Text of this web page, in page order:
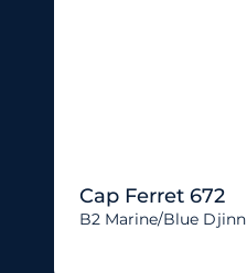
Cap Ferret 672
B2 Marine/blue Djinn